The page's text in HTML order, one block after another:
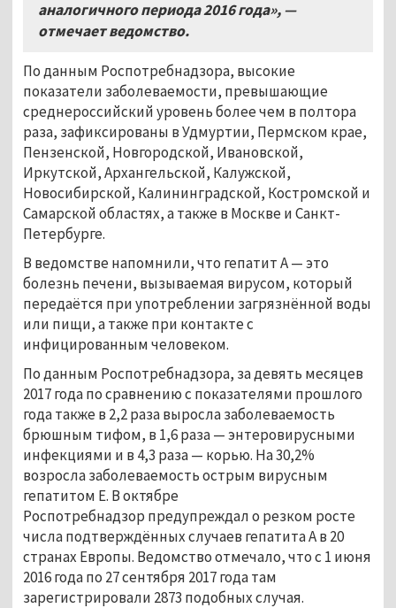
аналогичного периода 2016 года», —
отмечает ведомство.
По данным Роспотребнадзора, высокие
показатели заболеваемости, превышающие
среднероссийский уровень более чем в полтора
раза, зафиксированы в Удмуртии, Пермском крае,
Пензенской, Новгородской, Ивановской,
Иркутской, Архангельской, Калужской,
Новосибирской, Калининградской, Костромской и
Самарской областях, а также в Москве и Санкт-
Петербурге.
В ведомстве напомнили, что гепатит А — это
болезнь печени, вызываемая вирусом, который
передаётся при употреблении загрязнённой воды
или пищи, а также при контакте с
инфицированным человеком.
По данным Роспотребнадзора, за девять месяцев
2017 года по сравнению с показателями прошлого
года также в 2,2 раза выросла заболеваемость
брюшным тифом, в 1,6 раза — энтеровирусными
инфекциями и в 4,3 раза — корью. На 30,2%
возросла заболеваемость острым вирусным
гепатитом Е. В октябре
Роспотребнадзор предупреждал о резком росте
числа подтверждённых случаев гепатита А в 20
странах Европы. Ведомство отмечало, что с 1 июня
2016 года по 27 сентября 2017 года там
зарегистрировали 2873 подобных случая.